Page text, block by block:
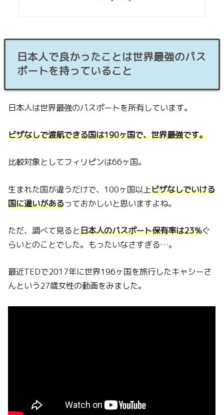
日本人で良かったことは世界最強のパス
ポートを持っていること
日本人は世界最強のパスポートを所有しています。
ビザなしで渡航できる国は190ヶ国で、世界最強です。
比較対象としてフィリピンは66ヶ国。
生まれた国が違うだけで、100ヶ国以上ビザなしでいける
国に違いがあるっておかしいと思いますよね。
ただ、調べて見ると日本人のパスポート保有率は23％ぐ
らいとのことでした。もったいなさすぎる…。
最近TEDで2017年に世界196ヶ国を旅行したキャシーさ
んという27歳女性の動画をみました。